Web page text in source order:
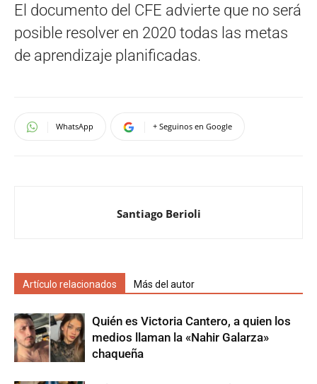
El documento del CFE advierte que no será
posible resolver en 2020 todas las metas
de aprendizaje planificadas.
WhatsApp + Seguinos en Google
Santiago Berioli
Artículo relacionados Más del autor
Quién es Victoria Cantero, a quien los
medios llaman la «Nahir Galarza»
chaqueña